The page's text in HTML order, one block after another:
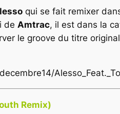
qui se fait remixer
de Amtrac, il est dans la
le groove du titre
Remix)